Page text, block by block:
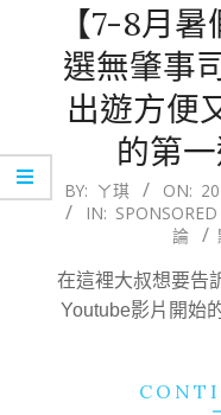
【7-8月
選無肇事
出遊方便
的第
2022-
06-
BY: ㄚ琪 ON:
IN: SPONSORED
論
在這裡大叔想要告
Youtube影片開始